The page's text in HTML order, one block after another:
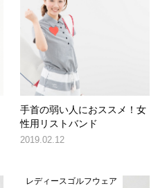
手首の弱い人におススメ！女
性用リストバンド
2019.02.12
レディースゴルフウェア